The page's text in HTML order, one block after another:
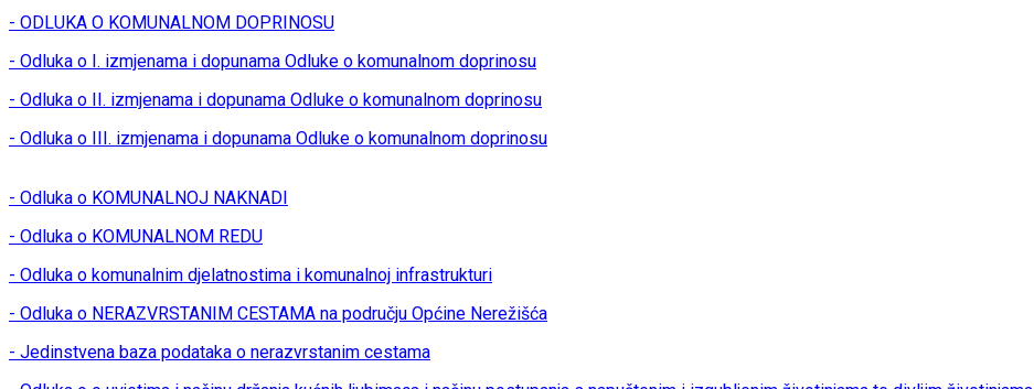
- ODLUKA O KOMUNALNOM DOPRINOSU
- Odluka o I. izmjenama i dopunama Odluke o komunalnom doprinosu
- Odluka o II. izmjenama i dopunama Odluke o komunalnom doprinosu
- Odluka o III. izmjenama i dopunama Odluke o komunalnom doprinosu
- Odluka o KOMUNALNOJ NAKNADI
- Odluka o KOMUNALNOM REDU
- Odluka o komunalnim djelatnostima i komunalnoj infrastrukturi
- Odluka o NERAZVRSTANIM CESTAMA na području Općine Nerežišća
- Jedinstvena baza podataka o nerazvrstanim cestama